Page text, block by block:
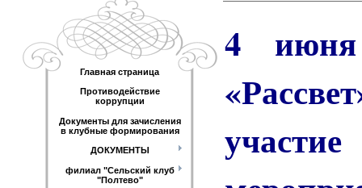
Главная страница
Противодействие
коррупции
Документы для зачисления
в клубные формирования
ДОКУМЕНТЫ
филиал "Сельский клуб
"Полтево"
4